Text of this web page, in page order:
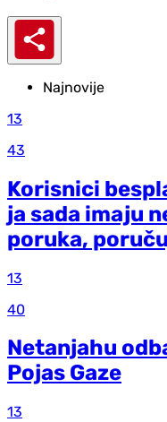
Najnovije
13
43
Korisnici
ja sada imaju
poruka,
13
40
Netanjahu
Pojas Gaze
13